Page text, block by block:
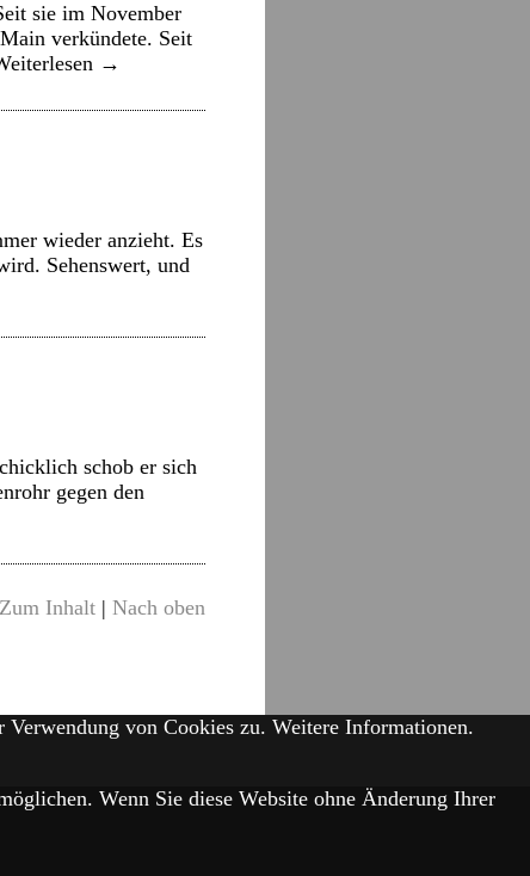
sie im November
verkündete. Seit
→
wieder anzieht. Es
Sehenswert, und
schob er sich
gegen den
Zum Inhalt | Nach oben
von Cookies zu. Weitere Informationen.
Wenn Sie diese Website ohne Änderung Ihrer